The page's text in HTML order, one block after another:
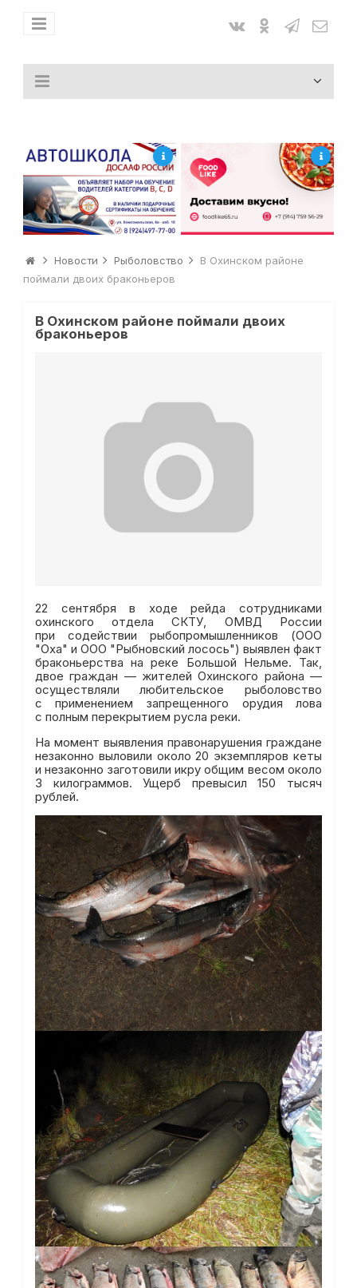
Новости Рыболовство
В Охинском районе
поймали двоих браконьеров
В Охинском районе поймали двоих
браконьеров
22 сентября в ходе рейда сотрудниками
охинского отдела СКТУ, ОМВД России
при содействии рыбопромышленников (ООО
"Оха" и ООО "Рыбновский лосось") выявлен факт
браконьерства на реке Большой Нельме. Так,
двое граждан — жителей Охинского района —
осуществляли любительское рыболовство
с применением запрещенного орудия лова
с полным перекрытием русла реки.
На момент выявления правонарушения граждане
незаконно выловили около 20 экземпляров кеты
и незаконно заготовили икру общим весом около
3 килограммов. Ущерб превысил 150 тысяч
рублей.